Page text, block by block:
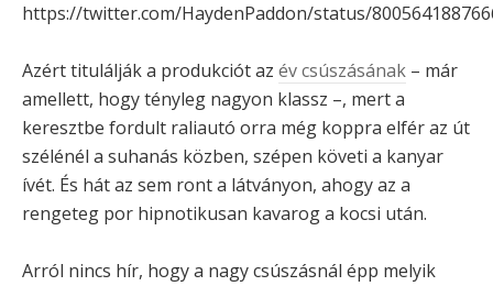
https://twitter.com/HaydenPaddon/status/
Azért titulálják a produkciót az év csúszásának – már
amellett, hogy tényleg nagyon klassz –, mert a
keresztbe fordult raliautó orra még koppra elfér az út
szélénél a suhanás közben, szépen követi a kanyar
ívét. És hát az sem ront a látványon, ahogy az a
rengeteg por hipnotikusan kavarog a kocsi után.
Arról nincs hír, hogy a nagy csúszásnál épp melyik